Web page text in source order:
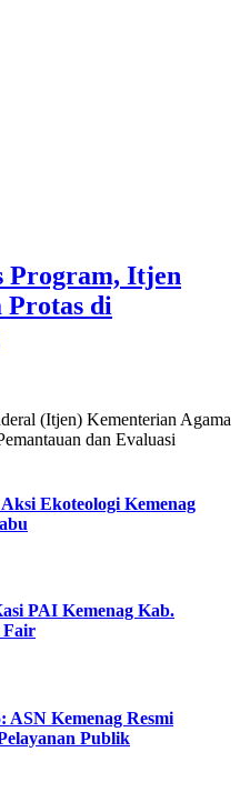
Program, Itjen
Protas di
(Itjen) Kementerian Agama
dan Evaluasi
Ekoteologi Kemenag
PAI Kemenag Kab.
Fair
ASN Kemenag Resmi
Publik